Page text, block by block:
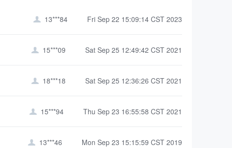
 13***84 Fri Sep 22 15:09:14 CST 2023
 15***09 Sat Sep 25 12:49:42 CST 2021
 18***18 Sat Sep 25 12:36:26 CST 2021
 15***94 Thu Sep 23 16:55:58 CST 2021
 13***46 Mon Sep 23 15:15:59 CST 2019